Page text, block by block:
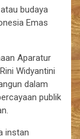
budaya
Emas
Aparatur
Widyantini
dalam
publik
instan